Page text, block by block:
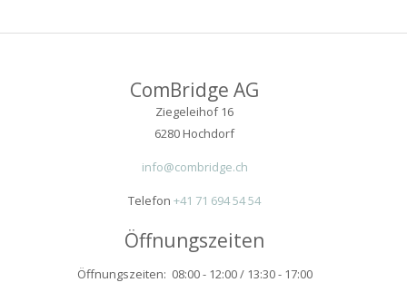
ComBridge AG
Ziegeleihof 16
6280 Hochdorf
info@combridge.ch
Telefon +41 71 694 54 54
Öffnungszeiten
Öffnungszeiten: 08:00 - 12:00 / 13:30 - 17:00